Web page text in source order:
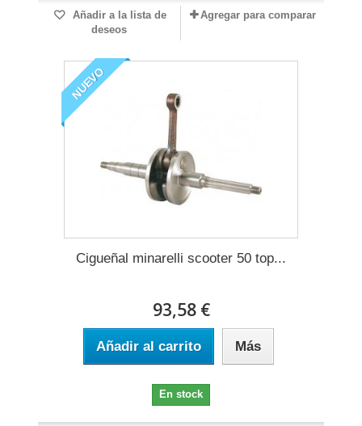
Añadir a la lista de
deseos
Agregar para comparar
NUEVO
Cigueñal minarelli scooter 50 top...
93,58 €
Añadir al carrito Más
En stock